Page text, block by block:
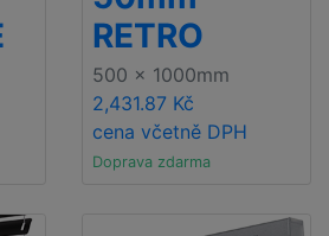
RETRO
500 x 1000mm
2,431.87 Kč
cena včetně DPH
Doprava zdarma